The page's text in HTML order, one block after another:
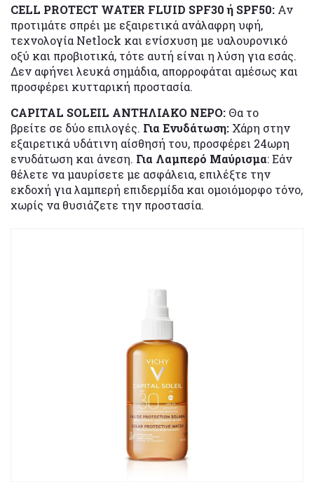
CELL PROTECT WATER FLUID SPF30 ή SPF50: Αν
προτιμάτε σπρέι με εξαιρετικά ανάλαφρη υφή,
τεχνολογία Netlock και ενίσχυση με υαλουρονικό
οξύ και προβιοτικά, τότε αυτή είναι η λύση για εσάς.
Δεν αφήνει λευκά σημάδια, απορροφάται αμέσως και
προσφέρει κυτταρική προστασία.
CAPITAL SOLEIL ΑΝΤΗΛΙΑΚΟ ΝΕΡΟ: Θα το
βρείτε σε δύο επιλογές. Για Ενυδάτωση: Χάρη στην
εξαιρετικά υδάτινη αίσθησή του, προσφέρει 24ωρη
ενυδάτωση και άνεση. Για Λαμπερό Μαύρισμα: Εάν
θέλετε να μαυρίσετε με ασφάλεια, επιλέξτε την
εκδοχή για λαμπερή επιδερμίδα και ομοιόμορφο τόνο,
χωρίς να θυσιάζετε την προστασία.